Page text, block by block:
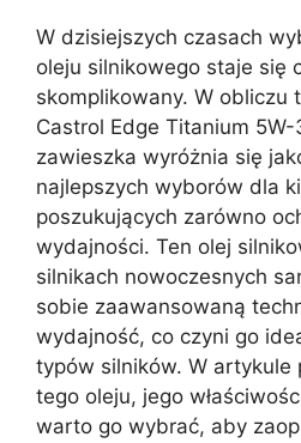
W dzisiejszych czasach
oleju silnikowego staje się
skomplikowany. W obliczu
Castrol Edge Titanium
zawieszka wyróżnia się
najlepszych wyborów dla
poszukujących zarówno
wydajności. Ten olej
silnikach nowoczesnych
sobie zaawansowaną
wydajność, co czyni go
typów silników. W
tego oleju, jego
warto go wybrać, aby